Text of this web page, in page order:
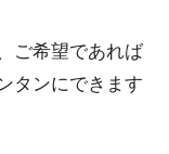
ご希望であれば
タンにできます